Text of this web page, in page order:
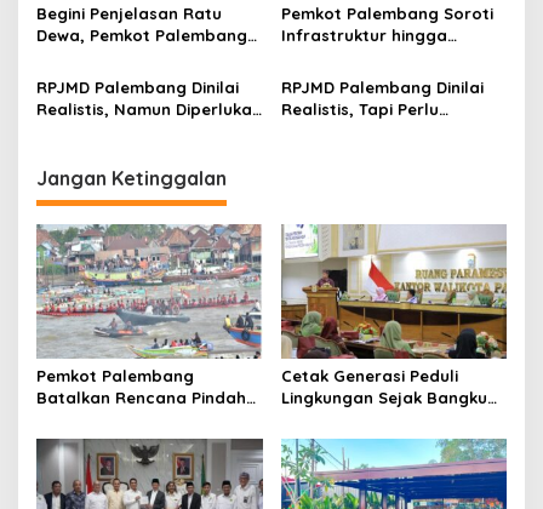
i
n
Gelar Digination Run x
Color Fest 2025
PEKAT IB
Begini Penjelasan Ratu
Dewa, Pemkot Palembang
Bawah Rp500 Ribu
Pemkot Palembang Soroti
Infrastruktur hingga
Dievaluasi
RPJMD Palembang Dinilai
Realistis, Namun Diperlukan
RPJMD Palembang Dinilai
Realistis, Tapi Perlu
Jangan Ketinggalan
Pemkot Palembang
Batalkan Rencana Pindah
Dipastikan Tetap di Sungai
Musi
Cetak Generasi Peduli
Lingkungan Sejak Bangku
Palembang Perkuat
Program Adiwiyata